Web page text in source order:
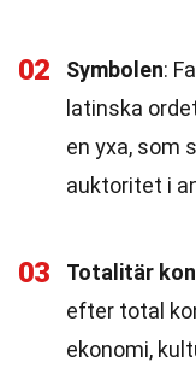
02 Symbolen:
latinska
en yxa, som
auktoritet i
03 Totalitär
efter total
ekonomi,